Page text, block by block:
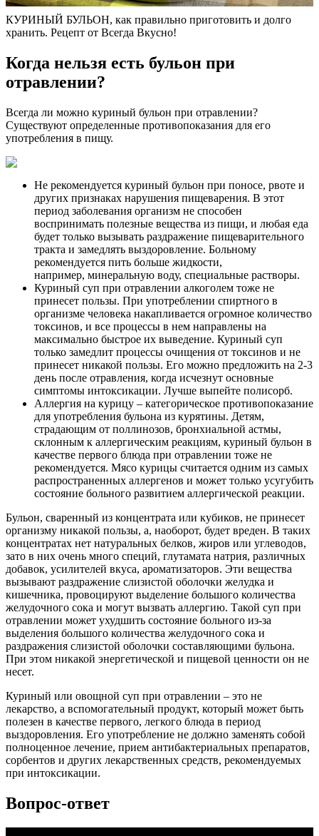
КУРИНЫЙ БУЛЬОН, как правильно приготовить и долго
хранить. Рецепт от Всегда Вкусно!
Когда нельзя есть бульон при
отравлении?
Всегда ли можно куриный бульон при отравлении?
Существуют определенные противопоказания для его
употребления в пищу.
Не рекомендуется куриный бульон при поносе, рвоте и
других признаках нарушения пищеварения. В этот
период заболевания организм не способен
воспринимать полезные вещества из пищи, и любая еда
будет только вызывать раздражение пищеварительного
тракта и замедлять выздоровление. Больному
рекомендуется пить больше жидкости,
например, минеральную воду, специальные растворы.
Куриный суп при отравлении алкоголем тоже не
принесет пользы. При употреблении спиртного в
организме человека накапливается огромное количество
токсинов, и все процессы в нем направлены на
максимально быстрое их выведение. Куриный суп
только замедлит процессы очищения от токсинов и не
принесет никакой пользы. Его можно предложить на 2-3
день после отравления, когда исчезнут основные
симптомы интоксикации. Лучше выпейте полисорб.
Аллергия на курицу – категорическое противопоказание
для употребления бульона из курятины. Детям,
страдающим от поллинозов, бронхиальной астмы,
склонным к аллергическим реакциям, куриный бульон в
качестве первого блюда при отравлении тоже не
рекомендуется. Мясо курицы считается одним из самых
распространенных аллергенов и может только усугубить
состояние больного развитием аллергической реакции.
Бульон, сваренный из концентрата или кубиков, не принесет
организму никакой пользы, а, наоборот, будет вреден. В таких
концентратах нет натуральных белков, жиров или углеводов,
зато в них очень много специй, глутамата натрия, различных
добавок, усилителей вкуса, ароматизаторов. Эти вещества
вызывают раздражение слизистой оболочки желудка и
кишечника, провоцируют выделение большого количества
желудочного сока и могут вызвать аллергию. Такой суп при
отравлении может ухудшить состояние больного из-за
выделения большого количества желудочного сока и
раздражения слизистой оболочки составляющими бульона.
При этом никакой энергетической и пищевой ценности он не
несет.
Куриный или овощной суп при отравлении – это не
лекарство, а вспомогательный продукт, который может быть
полезен в качестве первого, легкого блюда в период
выздоровления. Его употребление не должно заменять собой
полноценное лечение, прием антибактериальных препаратов,
сорбентов и других лекарственных средств, рекомендуемых
при интоксикации.
Вопрос-ответ